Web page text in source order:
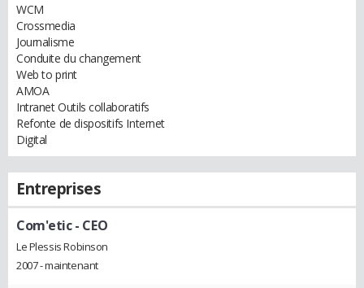
WCM
Crossmedia
Journalisme
Conduite du changement
Web to print
AMOA
Intranet Outils collaboratifs
Refonte de dispositifs Internet
Digital
Entreprises
Com'etic- CEO
Le Plessis Robinson
2007 - maintenant